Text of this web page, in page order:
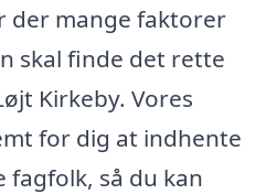
der mange faktorer
skal finde det rette
Kirkeby. Vores
for dig at indhente
så du kan